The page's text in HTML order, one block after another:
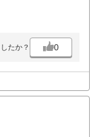
たか？ 0